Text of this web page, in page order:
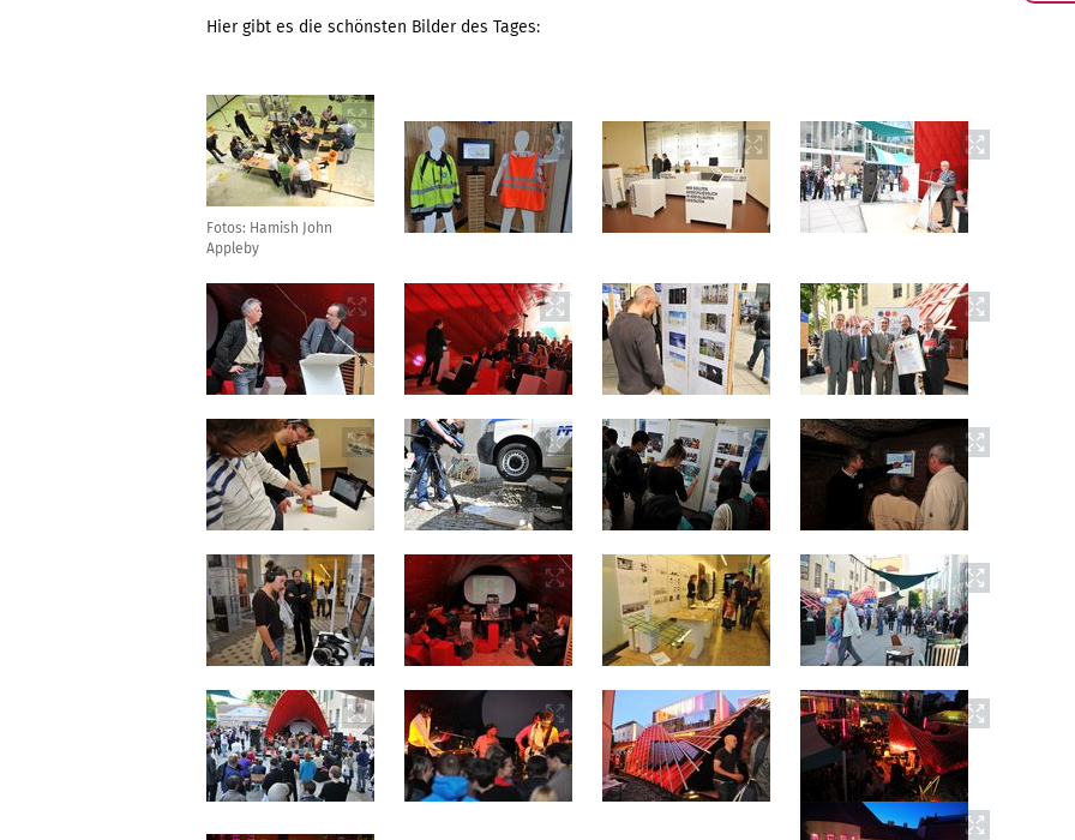
Hier gibt es die schönsten Bilder des Tages:
Fotos: Hamish John
Appleby